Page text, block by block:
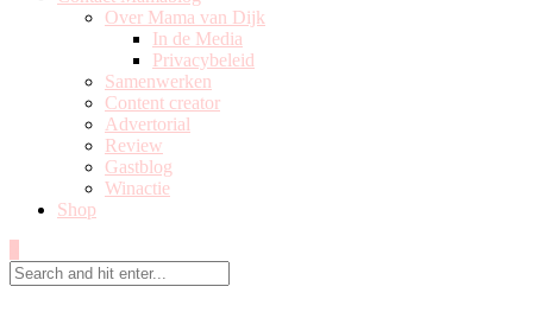
Over Mama van Dijk
In de Media
Privacybeleid
Samenwerken
Content creator
Advertorial
Review
Gastblog
Winactie
Shop